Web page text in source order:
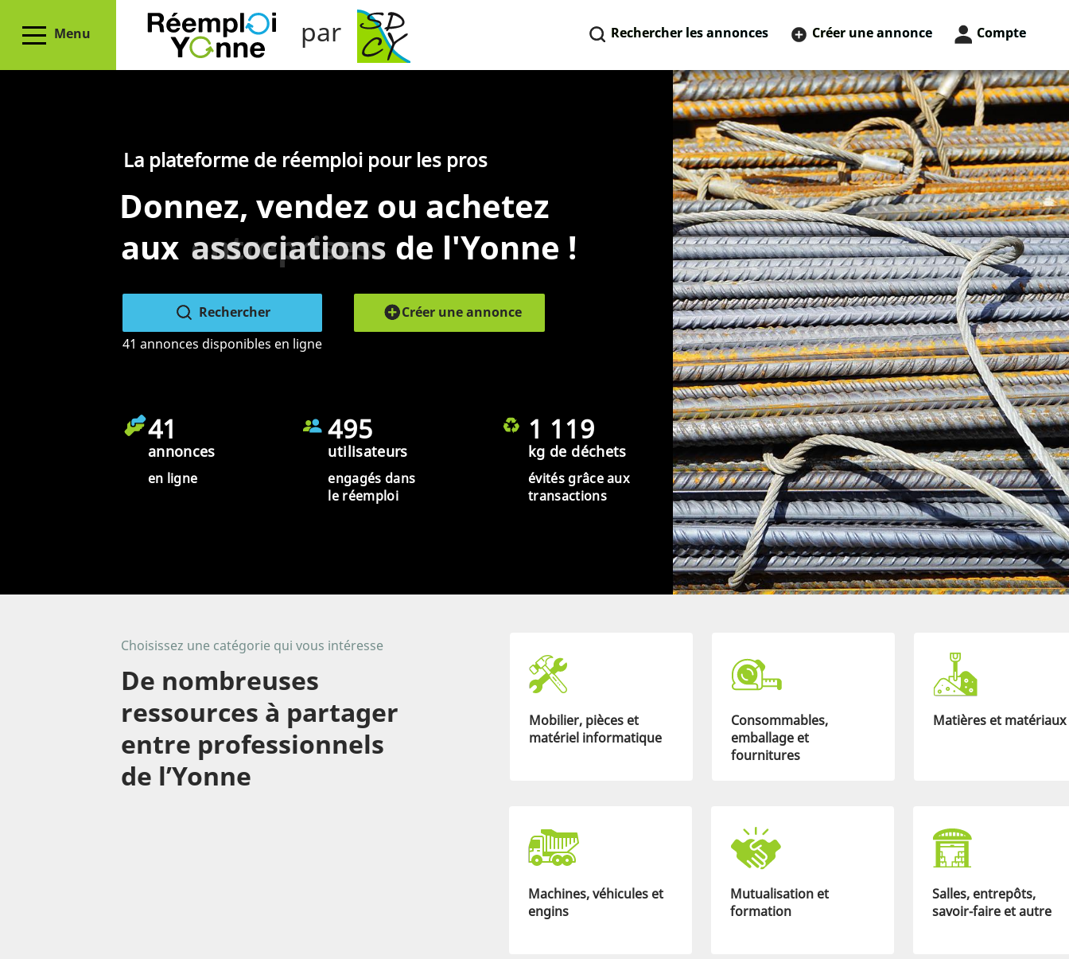
Menu par Rechercher les annonces Créer une annonce Compte
La plateforme de réemploi pour les pros
Donnez, vendez ou achetez
aux entreprises
associations de l'Yonne !
Rechercher
41 annonces disponibles en ligne
Créer une annonce
41
annonces
en ligne
495
utilisateurs
engagés dans
le réemploi
1 119
kg de déchets
évités grâce aux
transactions
Choisissez une catégorie qui vous intéresse
De nombreuses
ressources à partager
entre professionnels
de l’Yonne
Mobilier, pièces et
matériel informatique
Consommables,
emballage et
fournitures
Matières et matériaux
Machines, véhicules et
engins
Mutualisation et
formation
Salles, entrepôts,
savoir-faire et autre